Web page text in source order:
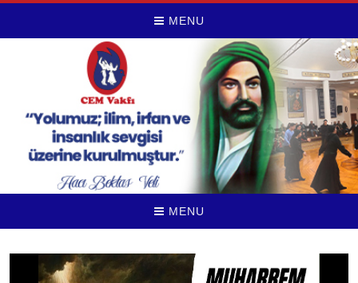
MENU
MENU